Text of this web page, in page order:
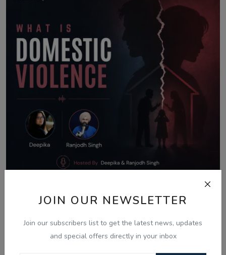
JOIN OUR NEWSLETTER
Join our subscribers list to get the latest news, updates
and special offers directly in your inbox
Aug 8, 2026
What Is Domestic Violence? Identifying
the Warning...